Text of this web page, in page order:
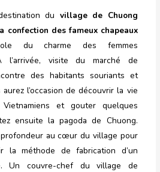
du village de Chuong
confection des fameux chapeaux
du charme des femmes
l’arrivée, visite du marché de
des habitants souriants et
l’occasion de découvrir la vie
et gouter quelques
ensuite la pagoda de Chuong.
au cœur du village pour
la méthode de fabrication d’un
Un couvre-chef du village de